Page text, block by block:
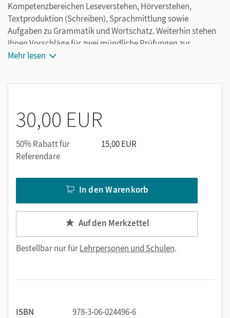
Kompetenzbereichen Leseverstehen, Hörverstehen,
Textproduktion (Schreiben), Sprachmittlung sowie
Aufgaben zu Grammatik und Wortschatz. Weiterhin stehen
Ihnen Vorschläge für zwei mündliche Prüfungen zur
Verfügung.
Mehr lesen
30,00 EUR
50% Rabatt für
Referendare
15,00 EUR
In den Warenkorb
Auf den Merkzettel
Bestellbar nur fürLehrpersonen und Schulen.
ISBN
978-3-06-024496-6